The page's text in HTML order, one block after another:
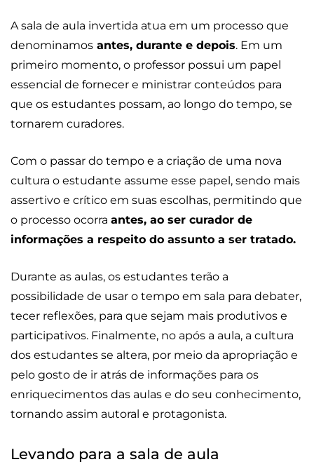
A sala de aula invertida atua em um processo que
denominamos antes, durante e depois. Em um
primeiro momento, o professor possui um papel
essencial de fornecer e ministrar conteúdos para
que os estudantes possam, ao longo do tempo, se
tornarem curadores.
Com o passar do tempo e a criação de uma nova
cultura o estudante assume esse papel, sendo mais
assertivo e crítico em suas escolhas, permitindo que
o processo ocorra antes, ao ser curador de
informações a respeito do assunto a ser tratado.
Durante as aulas, os estudantes terão a
possibilidade de usar o tempo em sala para debater,
tecer reflexões, para que sejam mais produtivos e
participativos. Finalmente, no após a aula, a cultura
dos estudantes se altera, por meio da apropriação e
pelo gosto de ir atrás de informações para os
enriquecimentos das aulas e do seu conhecimento,
tornando assim autoral e protagonista.
Levando para a sala de aula